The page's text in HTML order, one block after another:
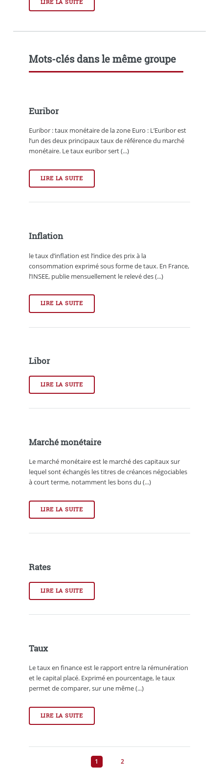
LIRE LA SUITE
Mots-clés dans le même groupe
Euribor
Euribor : taux monétaire de la zone Euro : L’Euribor est
l’un des deux principaux taux de référence du marché
monétaire. Le taux euribor sert (...)
LIRE LA SUITE
Inflation
le taux d’inflation est l’indice des prix à la
consommation exprimé sous forme de taux. En France,
l’INSEE, publie mensuellement le relevé des (...)
LIRE LA SUITE
Libor
LIRE LA SUITE
Marché monétaire
Le marché monétaire est le marché des capitaux sur
lequel sont échangés les titres de créances négociables
à court terme, notamment les bons du (...)
LIRE LA SUITE
Rates
LIRE LA SUITE
Taux
Le taux en finance est le rapport entre la rémunération
et le capital placé. Exprimé en pourcentage, le taux
permet de comparer, sur une même (...)
LIRE LA SUITE
1 2